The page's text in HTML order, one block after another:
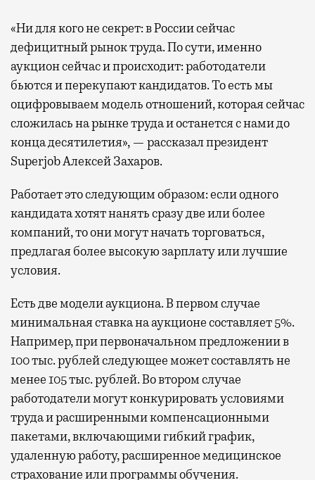
«Ни для кого не секрет: в России сейчас
дефицитный рынок труда. По сути, именно
аукцион сейчас и происходит: работодатели
бьются и перекупают кандидатов. То есть мы
оцифровываем модель отношений, которая сейчас
сложилась на рынке труда и останется с нами до
конца десятилетия», — рассказал президент
Superjob Алексей Захаров.
Работает это следующим образом: если одного
кандидата хотят нанять сразу две или более
компаний, то они могут начать торговаться,
предлагая более высокую зарплату или лучшие
условия.
Есть две модели аукциона.В первом случае
минимальная ставка на аукционе составляет 5%.
Например, при первоначальном предложении в
100 тыс. рублей следующее может составлять не
менее 105 тыс. рублей. Во втором случае
работодатели могут конкурировать условиями
труда и расширенными компенсационными
пакетами, включающими гибкий график,
удаленную работу, расширенное медицинское
страхование или программы обучения.